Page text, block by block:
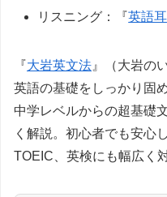
リスニング：『英語耳
『大岩英文法』（大岩の
英語の基礎をしっかり固
中学レベルからの超基礎
く解説。初心者でも安心
TOEIC、英検にも幅広く